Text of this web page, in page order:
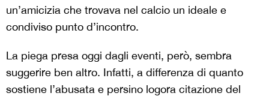
un’amicizia che trovava nel calcio un ideale e
condiviso punto d’incontro.
La piega presa oggi dagli eventi, però, sembra
suggerire ben altro. Infatti, a differenza di quanto
sostiene l’abusata e persino logora citazione del